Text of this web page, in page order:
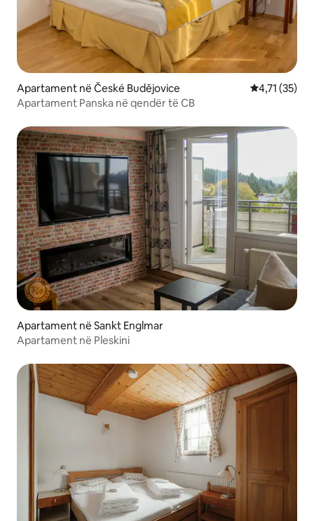
Apartament në České Budějovice Vlerësimi
4,71 (35)
Apartament Panska në qendër të CB
Apartament në Sankt Englmar
Apartament në Pleskini